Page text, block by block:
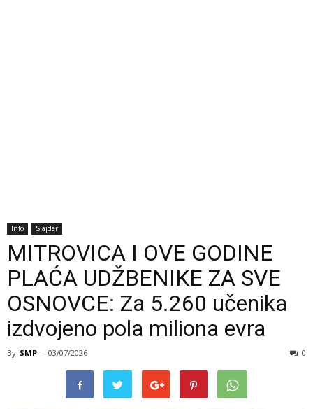
Info Slajder
MITROVICA I OVE GODINE
PLAĆA UDŽBENIKE ZA SVE
OSNOVCE: Za 5.260 učenika
izdvojeno pola miliona evra
By SMP - 03/07/2026 0